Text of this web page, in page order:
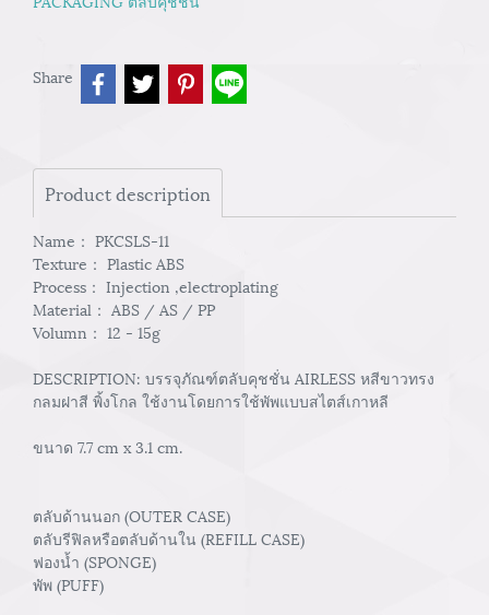
Share
Product description
Name： PKCSLS-11
Texture： Plastic ABS
Process： Injection ,electroplating
Material： ABS / AS / PP
Volumn： 12 - 15g
DESCRIPTION: บรรจุภัณฑ์ตลับคุชชั่น AIRLESS หสีขาวทรง
กลมฝาสี พิ้งโกล ใช้งานโดยการใช้พัพแบบสไตส์เกาหลี
ขนาด 7.7 cm x 3.1 cm.
ตลับด้านนอก (OUTER CASE)
ตลับรีฟิลหรือตลับด้านใน (REFILL CASE)
ฟองน้ำ (SPONGE)
พัพ (PUFF)